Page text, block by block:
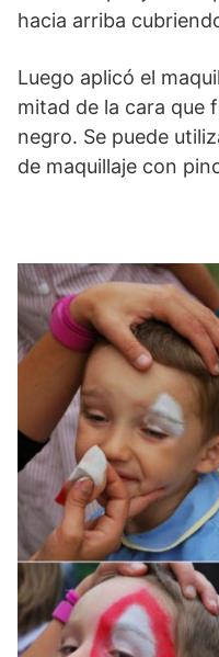
hacia arriba
Luego aplicó el
mitad de la cara que
negro. Se puede
de maquillaje con